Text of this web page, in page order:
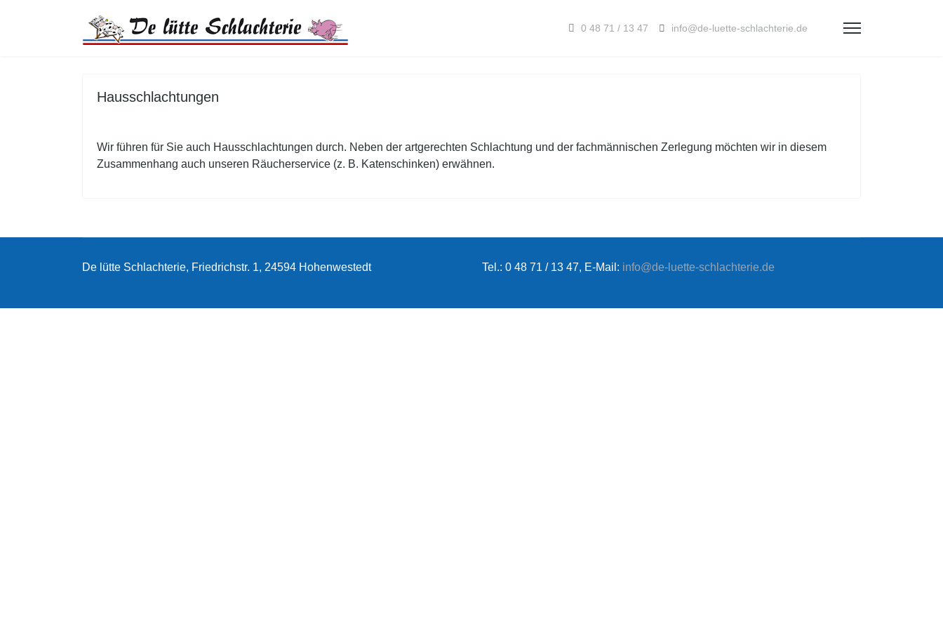
0 48 71 / 13 47 info@de-luette-schlachterie.de
Partyservice
Über uns
Links
Hausschlachtungen
Wir führen für Sie auch Hausschlachtungen durch. Neben der artgerechten Schlachtung und der fachmännischen Zerlegung möchten wir in diesem
Zusammenhang auch unseren Räucherservice (z. B. Katenschinken) erwähnen.
De lütte Schlachterie, Friedrichstr. 1, 24594 Hohenwestedt Tel.: 0 48 71 / 13 47, E-Mail: info@de-luette-schlachterie.de